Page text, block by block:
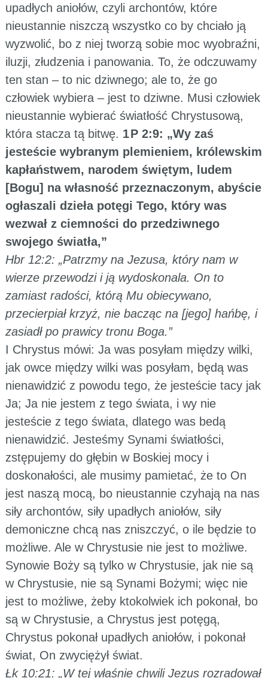
upadłych aniołów, czyli archontów, które
nieustannie niszczą wszystko co by chciało ją
wyzwolić, bo z niej tworzą sobie moc wyobraźni,
iluzji, złudzenia i panowania. To, że odczuwamy
ten stan – to nic dziwnego; ale to, że go
człowiek wybiera – jest to dziwne. Musi człowiek
nieustannie wybierać światłość Chrystusową,
która stacza tą bitwę. 1 P 2:9: „Wy zaś
jesteście wybranym plemieniem, królewskim
kapłaństwem, narodem świętym, ludem
[Bogu] na własność przeznaczonym, abyście
ogłaszali dzieła potęgi Tego, który was
wezwał z ciemności do przedziwnego
swojego światła,”
Hbr 12:2: „Patrzmy na Jezusa, który nam w
wierze przewodzi i ją wydoskonala. On to
zamiast radości, którą Mu obiecywano,
przecierpiał krzyż, nie bacząc na [jego] hańbę, i
zasiadł po prawicy tronu Boga.”
I Chrystus mówi: Ja was posyłam między wilki,
jak owce między wilki was posyłam, będą was
nienawidzić z powodu tego, że jesteście tacy jak
Ja; Ja nie jestem z tego świata, i wy nie
jesteście z tego świata, dlatego was bedą
nienawidzić. Jesteśmy Synami światłości,
zstępujemy do głębin w Boskiej mocy i
doskonałości, ale musimy pamietać, że to On
jest naszą mocą, bo nieustannie czyhają na nas
siły archontów, siły upadłych aniołów, siły
demoniczne chcą nas zniszczyć, o ile będzie to
możliwe. Ale w Chrystusie nie jest to możliwe.
Synowie Boży są tylko w Chrystusie, jak nie są
w Chrystusie, nie są Synami Bożymi; więc nie
jest to możliwe, żeby ktokolwiek ich pokonał, bo
są w Chrystusie, a Chrystus jest potęgą,
Chrystus pokonał upadłych aniołów, i pokonał
świat, On zwyciężył świat.
Łk 10:21: „W tej właśnie chwili Jezus rozradował